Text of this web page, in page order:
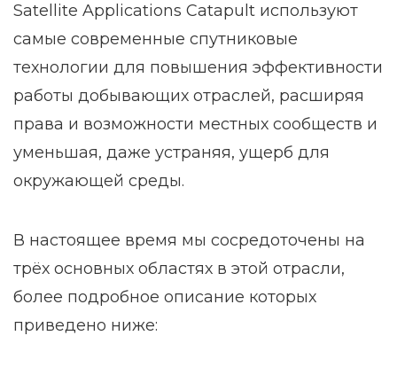
Satellite Applications Catapult используют
самые современные спутниковые
технологии для повышения эффективности
работы добывающих отраслей, расширяя
права и возможности местных сообществ и
уменьшая, даже устраняя, ущерб для
окружающей среды.
В настоящее время мы сосредоточены на
трёх основных областях в этой отрасли,
более подробное описание которых
приведено ниже: